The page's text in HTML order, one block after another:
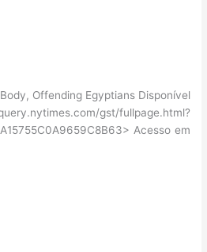
Offending Egyptians Disponível
gst/fullpage.html?
Acesso em